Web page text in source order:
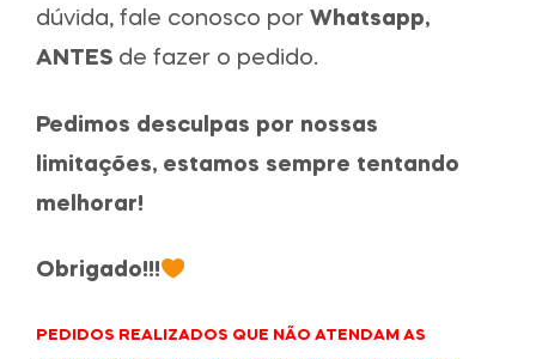
dúvida, fale conosco por Whatsapp,
ANTES de fazer o pedido.
Pedimos desculpas por nossas
limitações, estamos sempre tentando
melhorar!
Obrigado!!!
PEDIDOS REALIZADOS QUE NÃO ATENDAM AS